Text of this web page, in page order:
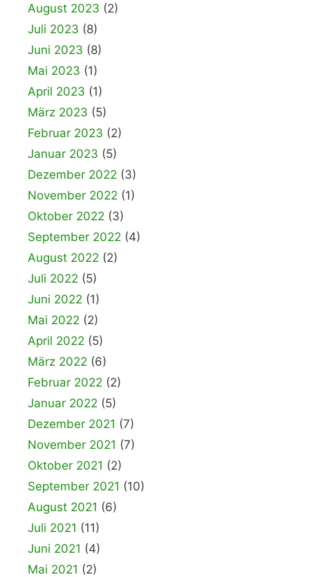
August 2023 (2)
Juli 2023 (8)
Juni 2023 (8)
Mai 2023 (1)
April 2023 (1)
März 2023 (5)
Februar 2023 (2)
Januar 2023 (5)
Dezember 2022 (3)
November 2022 (1)
Oktober 2022 (3)
September 2022 (4)
August 2022 (2)
Juli 2022 (5)
Juni 2022 (1)
Mai 2022 (2)
April 2022 (5)
März 2022 (6)
Februar 2022 (2)
Januar 2022 (5)
Dezember 2021 (7)
November 2021 (7)
Oktober 2021 (2)
September 2021 (10)
August 2021 (6)
Juli 2021 (11)
Juni 2021 (4)
Mai 2021 (2)